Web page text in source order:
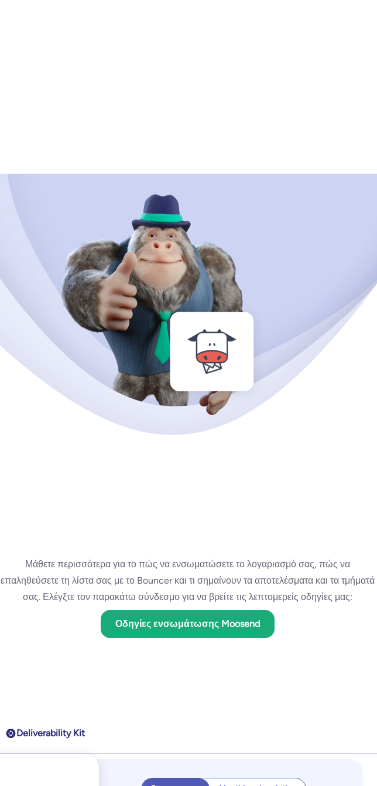
Μάθετε περισσότερα για το πώς να ενσωματώσετε το λογαριασμό σας, πώς να
επαληθεύσετε τη λίστα σας με το Bouncer και τι σημαίνουν τα αποτελέσματα και τα τμήματά
σας. Ελέγξτε τον παρακάτω σύνδεσμο για να βρείτε τις λεπτομερείς οδηγίες μας:
Οδηγίες ενσωμάτωσης Moosend
Deliverability Kit
Most Popular